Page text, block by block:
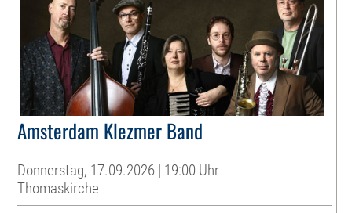
Amsterdam Klezmer Band
Donnerstag, 17.09.2026 | 19:00 Uhr
Thomaskirche